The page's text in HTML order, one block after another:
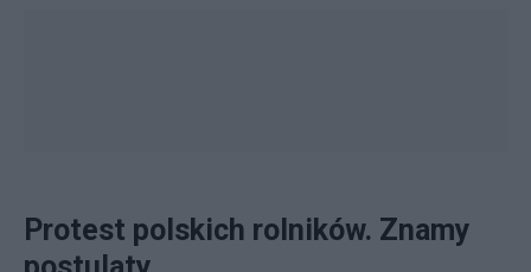
Protest polskich rolników. Znamy